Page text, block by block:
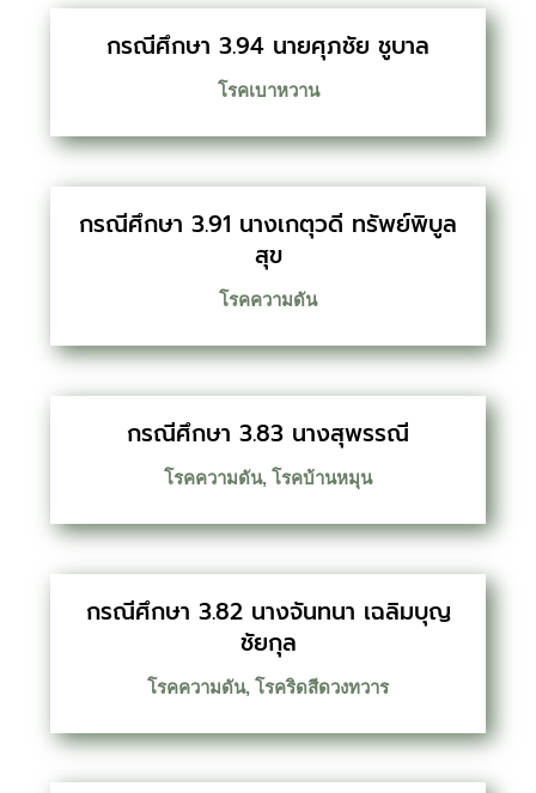
กรณีศึกษา 3.94 นายศุภชัย ชูบาล
โรคเบาหวาน
กรณีศึกษา 3.91 นางเกตุวดี ทรัพย์พิบูล
สุข
โรคความดัน
กรณีศึกษา 3.83 นางสุพรรณี
โรคความดัน, โรคบ้านหมุน
กรณีศึกษา 3.82 นางจันทนา เฉลิมบุญ
ชัยกุล
โรคความดัน, โรคริดสีดวงทวาร